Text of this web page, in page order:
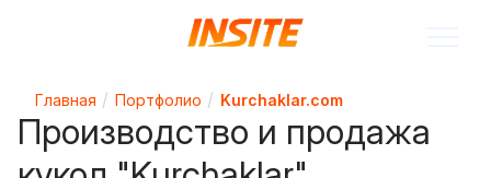
Главная Портфолио Kurchaklar.com
Производство и продажа